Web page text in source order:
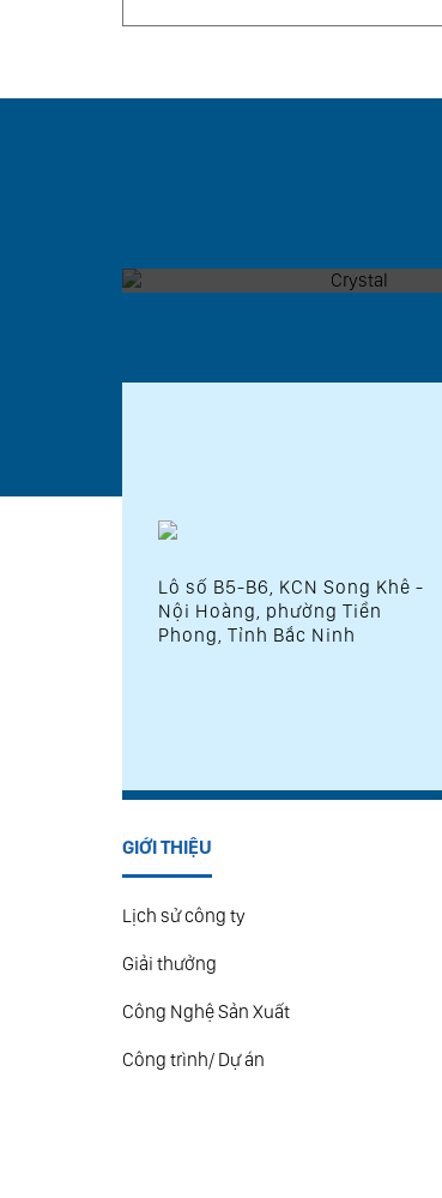
Lô số B5-B6, KCN Song Khê -
Nội Hoàng, phường Tiền
Phong, Tỉnh Bắc Ninh
GIỚI THIỆU
Lịch sử công ty
Giải thưởng
Công Nghệ Sản Xuất
Công trình/ Dự án